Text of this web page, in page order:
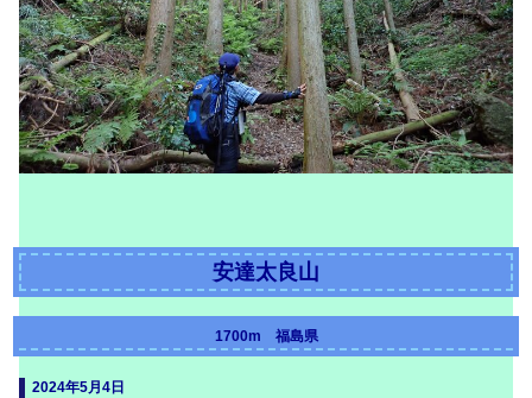
安達太良山
1700m 福島県
2024年5月4日